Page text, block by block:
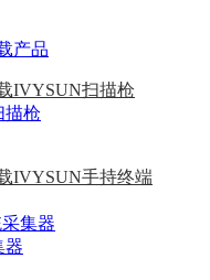
产品
IVYSUN扫描枪
描枪
IVYSUN手持终端
集器
器